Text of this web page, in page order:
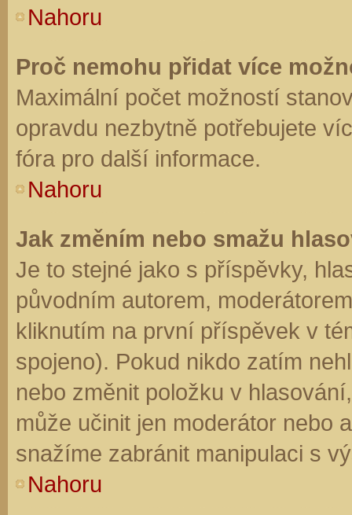
Nahoru
Proč nemohu přidat více
Maximální počet možností
opravdu nezbytně potřebujete
fóra pro další informace.
Nahoru
Jak změním nebo smažu
Je to stejné jako s příspěvky,
původním autorem,
kliknutím na první příspěvek v
spojeno). Pokud nikdo zatím
nebo změnit položku v
může učinit jen moderátor nebo
snažíme zabránit manipulaci s
Nahoru